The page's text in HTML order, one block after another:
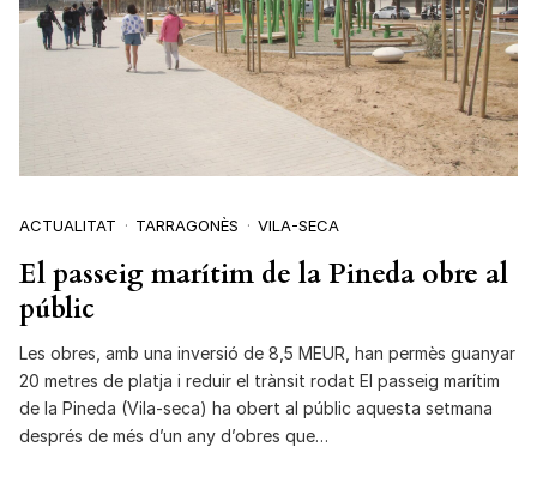
ACTUALITAT TARRAGONÈS VILA-SECA
El passeig marítim de la Pineda obre al
públic
Les obres, amb una inversió de 8,5 MEUR, han permès guanyar
20 metres de platja i reduir el trànsit rodat El passeig marítim
de la Pineda (Vila-seca) ha obert al públic aquesta setmana
després de més d’un any d’obres que…